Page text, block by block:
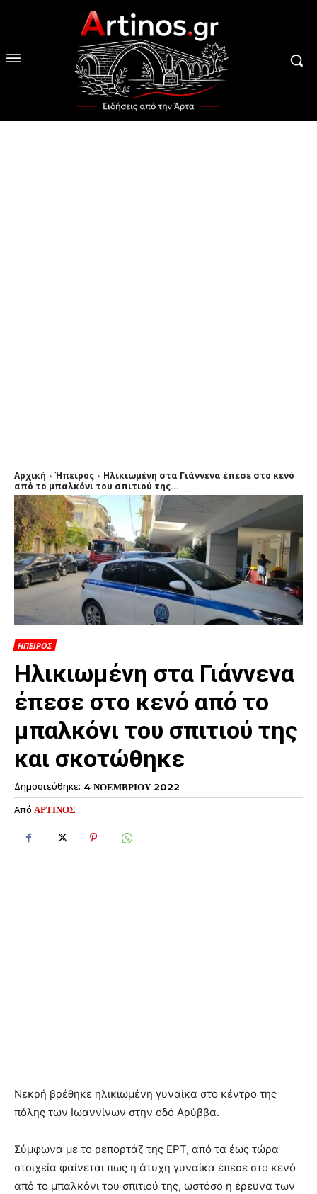
Αρχική Ήπειρος
Ηλικιωμένη στα Γιάννενα έπεσε στο κενό
από το μπαλκόνι του σπιτιού της...
ΗΠΕΙΡΟΣ
Ηλικιωμένη στα Γιάννενα
έπεσε στο κενό από το
μπαλκόνι του σπιτιού της
και σκοτώθηκε
Δημοσιεύθηκε: 4 ΝΟΕΜΒΡΙΟΥ 2022
Από ΑΡΤΙΝΟΣ
Νεκρή βρέθηκε ηλικιωμένη γυναίκα στο κέντρο της
πόλης των Ιωαννίνων στην οδό Αρύββα.
Σύμφωνα με το ρεπορτάζ της ΕΡΤ, από τα έως τώρα
στοιχεία φαίνεται πως η άτυχη γυναίκα έπεσε στο κενό
από το μπαλκόνι του σπιτιού της, ωστόσο η έρευνα των